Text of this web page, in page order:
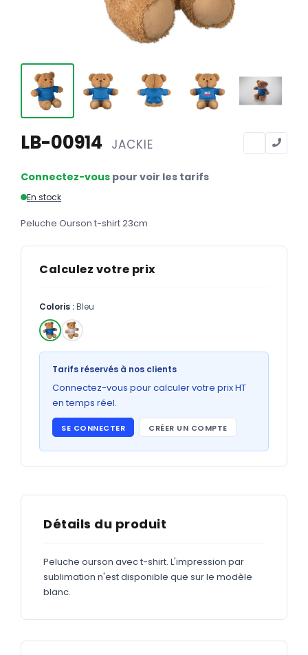
Calendriers bancaires
Tête de lettre
Enveloppes
Sous-mains
Chemises
Bons de commande
GRAND FORMAT
Abribus
Plans
Bâche
ADHÉSIFS
Étiquettes adhésives en bobine
Adhésifs vitrine
MARQUAGE TEXTILE
Tee-shirts
LB-00914 JACKIE
Connectez-vous pour voir les tarifs
En stock
Peluche Ourson t-shirt 23cm
Calculez votre prix
Coloris :Bleu
Tarifs réservés à nos clients
Connectez-vous pour calculer votre prix HT
en temps réel.
SE CONNECTER CRÉER UN COMPTE
Détails du produit
Peluche ourson avec t-shirt. L'impression par
sublimation n'est disponible que sur le modèle
blanc.